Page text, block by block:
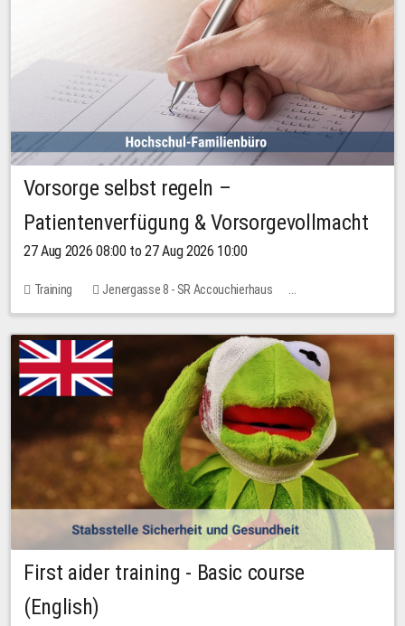
Vorsorge selbst regeln –
Patientenverfügung & Vorsorgevollmacht
27 Aug 2026 08:00 to 27 Aug 2026 10:00
Training
Jenergasse 8 - SR Accouchierhaus
No free places
First aider training - Basic course
(English)